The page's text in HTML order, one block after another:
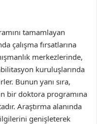
tamamlayan
çalışma fırsatlarına
merkezlerinde,
kuruluşlarında
Bunun yanı sıra,
bir doktora programına
Araştırma alanında
genişleterek